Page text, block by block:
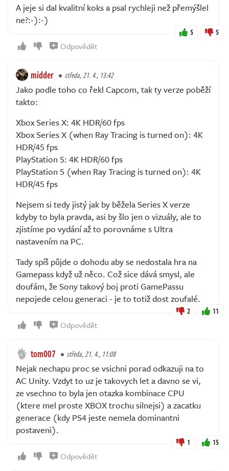
A jeje si dal kvalitní koks a psal rychleji než přemýšlel
ne?:-):-)
5 5
Odpovědět
midder středa, 21. 4., 13:42
Jako podle toho co řekl Capcom, tak ty verze poběží
takto:
Xbox Series X: 4K HDR/60 fps
Xbox Series X (when Ray Tracing is turned on): 4K
HDR/45 fps
PlayStation 5: 4K HDR/60 fps
PlayStation 5 (when Ray Tracing is turned on): 4K
HDR/45 fps
Nejsem si tedy jistý jak by běžela Series X verze
kdyby to byla pravda, asi by šlo jen o vizuály, ale to
zjistíme po vydání až to porovnáme s Ultra
nastavením na PC.
Tady spíš půjde o dohodu aby se nedostala hra na
Gamepass když už něco. Což sice dává smysl, ale
doufám, že Sony takový boj proti GamePassu
nepojede celou generaci - je to totiž dost zoufalé.
2 11
Odpovědět
tom007 středa, 21. 4., 11:08
Nejak nechapu proc se vsichni porad odkazuji na to
AC Unity. Vzdyt to uz je takovych let a davno se vi,
ze vsechno to byla jen otazka kombinace CPU
(ktere mel proste XBOX trochu silnejsi) a zacatku
generace (kdy PS4 jeste nemela dominantni
postaveni).
1 15
Odpovědět